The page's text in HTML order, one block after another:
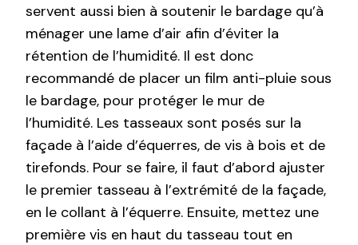
servent aussi bien à soutenir le bardage qu’à
ménager une lame d’air afin d’éviter la
rétention de l’humidité. Il est donc
recommandé de placer un film anti-pluie sous
le bardage, pour protéger le mur de
l’humidité. Les tasseaux sont posés sur la
façade à l’aide d’équerres, de vis à bois et de
tirefonds. Pour se faire, il faut d’abord ajuster
le premier tasseau à l’extrémité de la façade,
en le collant à l’équerre. Ensuite, mettez une
première vis en haut du tasseau tout en